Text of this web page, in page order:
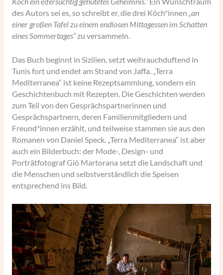
des Autors sei es, so schreibt er, die drei Köch*innen „an
einer großen Tafel zu einem endlosen Mittagessen im Schatten
eines Sommertages“zu versammeln.
Das Buch beginnt in Sizilien, setzt weihrauchduftend in
Tunis fort und endet am Strand von Jaffa. „Terra
Mediterranea“ ist keine Rezeptsammlung, sondern ein
Geschichtenbuch mit Rezepten. Die Geschichten werden
zum Teil von den Gesprächspartnerinnen und
Gesprächspartnern, deren Familienmitgliedern und
Freund*innen erzählt, und teilweise stammen sie aus den
Romanen von Daniel Speck. „Terra Mediterranea“ ist aber
auch ein Bilderbuch: der Mode-, Design- und
Porträtfotograf Giò Martorana setzt die Landschaft und
die Menschen und selbstverständlich die Speisen
entsprechend ins Bild.